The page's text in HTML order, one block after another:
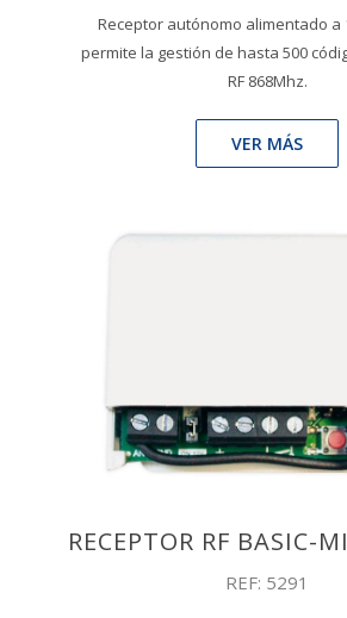
Receptor autónomo alimentado a
permite la gestión de hasta 500
RF 868Mhz.
VER MÁS
RECEPTOR RF BASIC-
REF: 5291